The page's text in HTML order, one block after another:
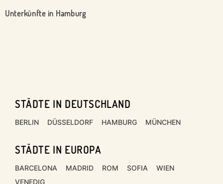
Unterkünfte in Hamburg
Footer
STÄDTE IN DEUTSCHLAND
BERLIN DÜSSELDORF HAMBURG MÜNCHEN
STÄDTE IN EUROPA
BARCELONA MADRID ROM SOFIA
WIEN
VENEDIG